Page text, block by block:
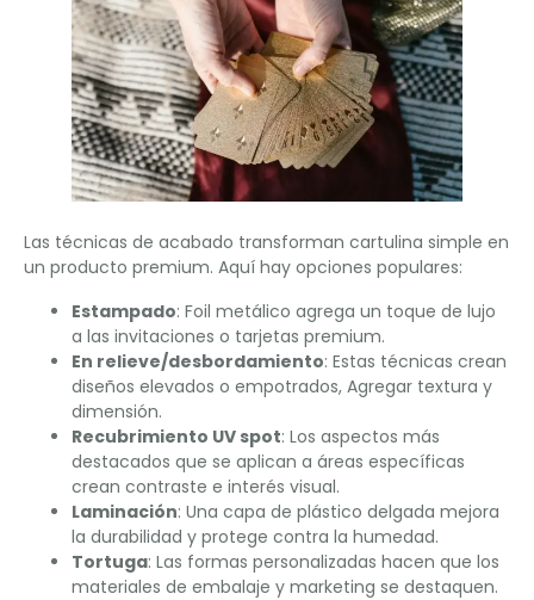
Las técnicas de acabado transforman cartulina simple en
un producto premium. Aquí hay opciones populares:
Estampado: Foil metálico agrega un toque de lujo
a las invitaciones o tarjetas premium.
En relieve/desbordamiento: Estas técnicas crean
diseños elevados o empotrados, Agregar textura y
dimensión.
Recubrimiento UV spot: Los aspectos más
destacados que se aplican a áreas específicas
crean contraste e interés visual.
Laminación: Una capa de plástico delgada mejora
la durabilidad y protege contra la humedad.
Tortuga: Las formas personalizadas hacen que los
materiales de embalaje y marketing se destaquen.